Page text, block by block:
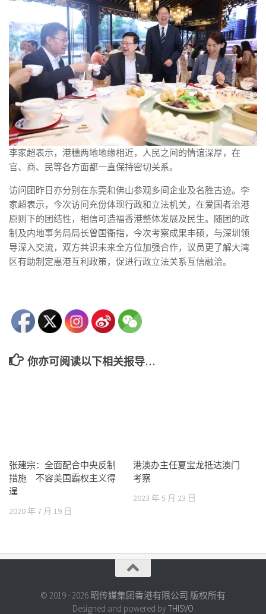
李家超表示，港穗两地地缘相近，人民之间的情谊深厚，在
官、商、民等各方面都一直保持密切关系。
访问团昨日亦分别在东莞和佛山参观多间企业及名胜古迹。李
家超表示，今次访问充份体现行政和立法机关，在爱国者治港
原则下的团结性，相信可造福香港整体发展及民生。随团的政
制及内地事务局局长曾国衞指，今次考察成果丰硕，与深圳领
导深入交流，双方共识未来全方位加强合作，议员更了解大湾
区有助制定惠港互利政策，促进行政立法关系互信融洽。
你亦可阅读以下相关报导…
张建宗：全面配合中央反制
措施 不容美国霸权主义得
逞
2020 年 7 月 19 日
港澳办主任夏宝龙抵达澳门
考察
2023 年 5 月 23 日
© 2019 - 2026 昭传媒集团香港有限公司 版权所有
Designed and powered by THISVO